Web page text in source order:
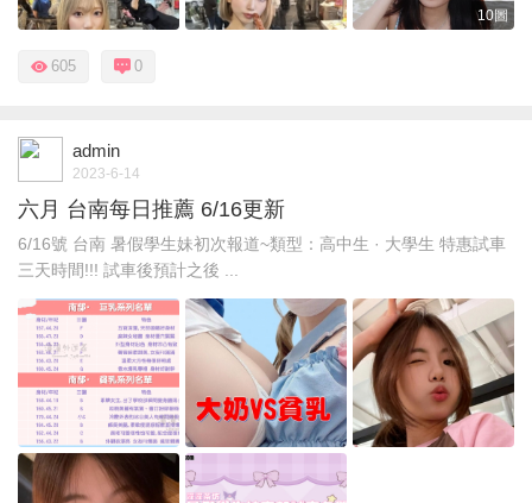
10圖
605 0
admin
2023-6-14
六月 台南每日推薦 6/16更新
6/16號 台南 暑假學生妹初次報道~類型：高中生 · 大學生 特惠試車
三天時間!!! 試車後預計之後 ...